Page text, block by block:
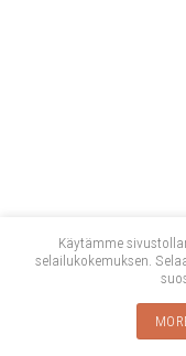
Käytämme
selailukokemuksen.